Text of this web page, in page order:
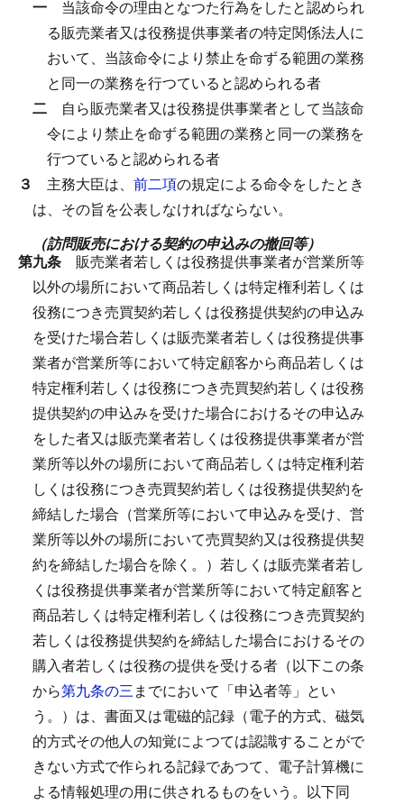
一 当該命令の理由となつた行為をしたと認められ
る販売業者又は役務提供事業者の特定関係法人に
おいて、当該命令により禁止を命ずる範囲の業務
と同一の業務を行つていると認められる者
二 自ら販売業者又は役務提供事業者として当該命
令により禁止を命ずる範囲の業務と同一の業務を
行つていると認められる者
３ 主務大臣は、 前二項の規定による命令をしたとき
は、その旨を公表しなければならない。
（訪問販売における契約の申込みの撤回等）
第九条 販売業者若しくは役務提供事業者が営業所等
以外の場所において商品若しくは特定権利若しくは
役務につき売買契約若しくは役務提供契約の申込み
を受けた場合若しくは販売業者若しくは役務提供事
業者が営業所等において特定顧客から商品若しくは
特定権利若しくは役務につき売買契約若しくは役務
提供契約の申込みを受けた場合におけるその申込み
をした者又は販売業者若しくは役務提供事業者が営
業所等以外の場所において商品若しくは特定権利若
しくは役務につき売買契約若しくは役務提供契約を
締結した場合（営業所等において申込みを受け、営
業所等以外の場所において売買契約又は役務提供契
約を締結した場合を除く。）若しくは販売業者若し
くは役務提供事業者が営業所等において特定顧客と
商品若しくは特定権利若しくは役務につき売買契約
若しくは役務提供契約を締結した場合におけるその
購入者若しくは役務の提供を受ける者（以下この条
から第九条の三までにおいて「申込者等」とい
う。）は、書面又は電磁的記録（電子的方式、磁気
的方式その他人の知覚によつては認識することがで
きない方式で作られる記録であつて、電子計算機に
よる情報処理の用に供されるものをいう。以下同